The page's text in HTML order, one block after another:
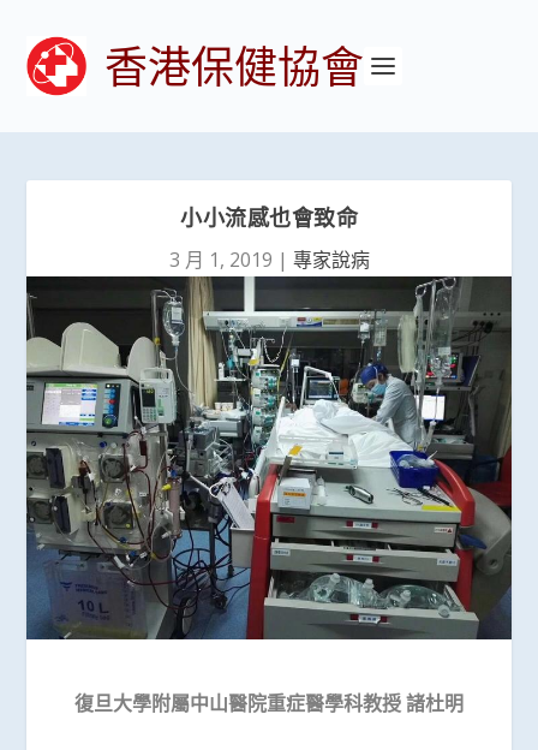
香港保健協會
小小流感也會致命
3 月 1, 2019 | 專家說病
復旦大學附屬中山醫院重症醫學科教授 諸杜明